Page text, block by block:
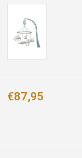
€87,95